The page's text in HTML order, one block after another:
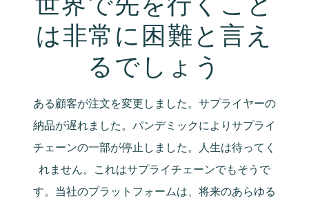
は非常に困難と言え
るでしょう
ある顧客が注文を変更しました。サプライヤーの
納品が遅れました。パンデミックによりサプライ
チェーンの一部が停止しました。人生は待ってく
れません。これはサプライチェーンでもそうで
す。当社のプラットフォームは、将来のあらゆる